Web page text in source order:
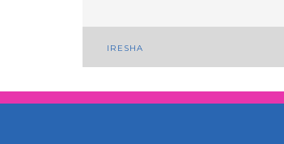
Bericht
IRESHA